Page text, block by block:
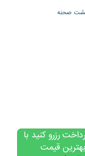
پشت صحنه
رزرو کنید با
قیمت